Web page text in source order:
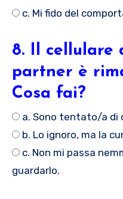
c. Mi fido del
8. Il cellulare
partner è
Cosa fai?
a. Sono tentato/a di
b. Lo ignoro, ma la
c. Non mi passa
guardarlo.